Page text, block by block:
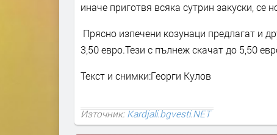
иначе приготвя всяка сутрин закуски, се
Прясно изпечени козунаци предлагат и
3,50 евро.Тези с пълнеж скачат до 5,50
Текст и снимки:Георги Кулов
Източник:Kardjali.bgvesti.NET